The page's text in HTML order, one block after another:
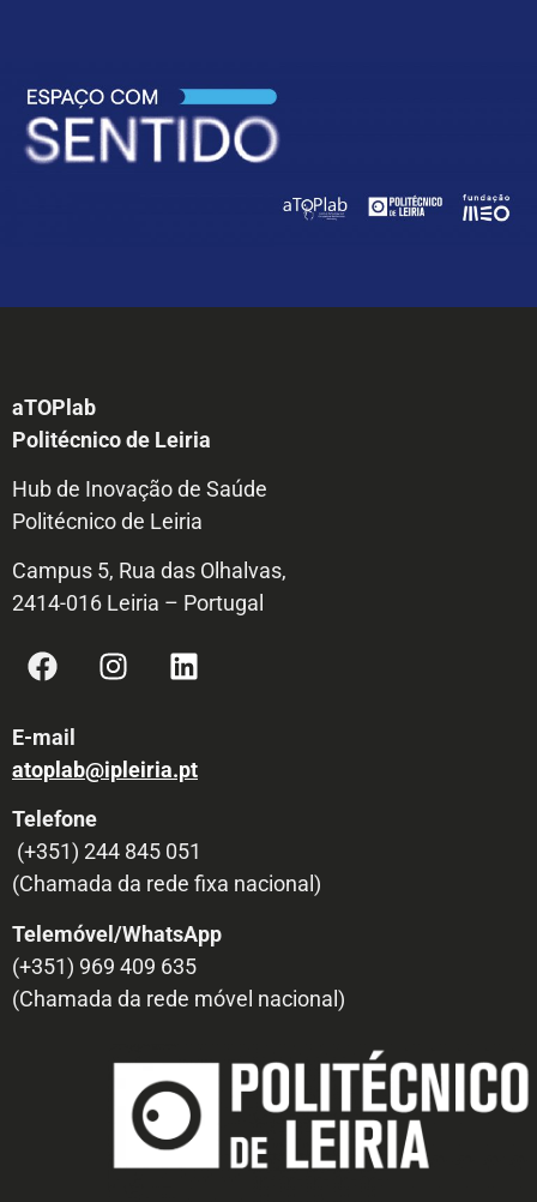
aTOPlab
Politécnico de Leiria
Hub de Inovação de Saúde
Politécnico de Leiria
Campus 5, Rua das Olhalvas,
2414-016 Leiria – Portugal
E-mail
atoplab@ipleiria.pt
Telefone
(+351) 244 845 051
(Chamada da rede fixa nacional)
Telemóvel/WhatsApp
(+351) 969 409 635
(Chamada da rede móvel nacional)